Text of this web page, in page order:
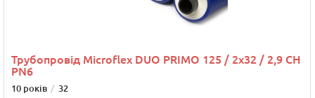
Трубопровід Microflex DUO PRIMO 125 / 2x32 / 2,9 CH
PN6
10 років 32